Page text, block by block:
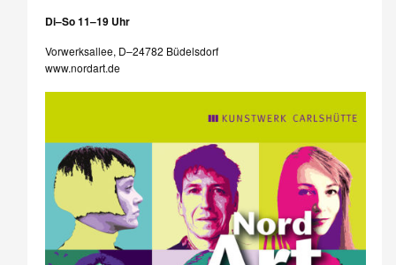
Di–So 11–19 Uhr
Vorwerksallee, D–24782 Büdelsdorf
www.nordart.de